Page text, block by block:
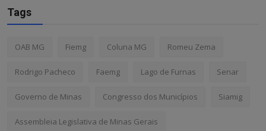
Tags
OAB MG Fiemg Coluna MG Romeu Zema
Rodrigo Pacheco Faemg Lago de Furnas Senar
Governo de Minas Congresso dos Municípios Siamig
Assembleia Legislativa de Minas Gerais